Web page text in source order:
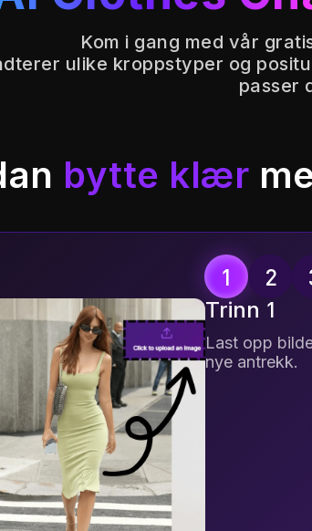
Kom i gang med vår
ulike kroppstyper og
passer
bytte klær
Trinn 1
Last opp
nye antrekk.